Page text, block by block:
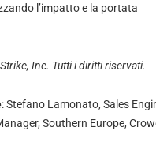
l’impatto e la portata
Inc. Tutti i diritti riservati.
: Stefano Lamonato, Sales
Southern Europe,